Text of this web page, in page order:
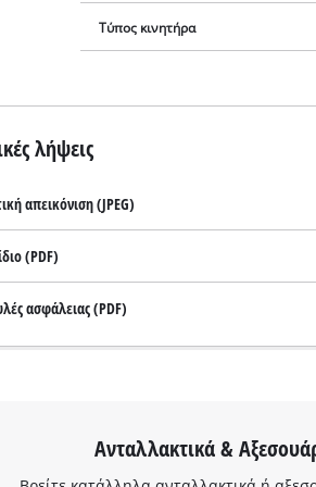
Τύπος κινητήρα
λήψεις
απεικόνιση (JPEG)
(PDF)
ασφάλειας (PDF)
Ανταλλακτικά &